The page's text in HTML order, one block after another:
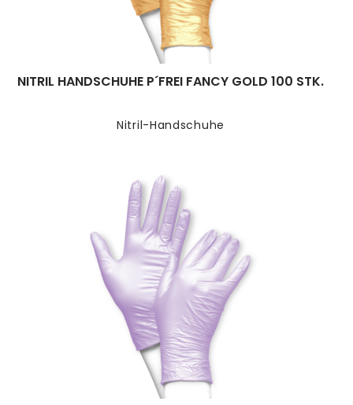
Nitril-Handschuhe
NITRIL HANDSCHUHE P´FREI FANCY GOLD 100 STK.